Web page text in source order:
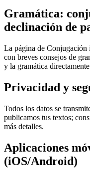
Gramática:
declinación de
La página de Conjugación
con breves consejos de
y la gramática
Privacidad y
Todos los datos se
publicamos tus textos;
más detalles.
Aplicaciones
(iOS/Android)